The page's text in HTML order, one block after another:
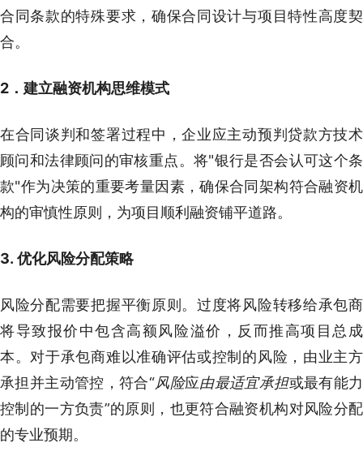
合同条款的特殊要求，确保合同设计与项目特性高度契
合。
2．建立融资机构思维模式
在合同谈判和签署过程中，企业应主动预判贷款方技术
顾问和法律顾问的审核重点。将"银行是否会认可这个条
款"作为决策的重要考量因素，确保合同架构符合融资机
构的审慎性原则，为项目顺利融资铺平道路。
3. 优化风险分配策略
风险分配需要把握平衡原则。过度将风险转移给承包商
将导致报价中包含高额风险溢价，反而推高项目总成
本。对于承包商难以准确评估或控制的风险，由业主方
承担并主动管控，符合“风险应由最适宜承担或最有能力
控制的一方负责”的原则，也更符合融资机构对风险分配
的专业预期。